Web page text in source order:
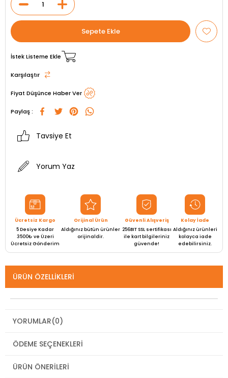
İstek Listeme Ekle
Karşılaştır
Fiyat Düşünce Haber Ver
Paylaş :
Tavsiye Et
Yorum Yaz
Ücretsiz Kargo
5 Desiye Kadar
3500₺ ve Üzeri
Ücretsiz Gönderim
Orijinal Ürün
Aldığınız bütün ürünler
orijinaldir.
Güvenli Alışveriş
256BIT SSL sertifikası
ile kart bilgileriniz
güvende!
Kolay İade
Aldığınız ürünleri
kolayca iade
edebilirsiniz.
ÜRÜN ÖZELLIKLERI
YORUMLAR(0)
ÖDEME SEÇENEKLERI
ÜRÜN ÖNERILERI